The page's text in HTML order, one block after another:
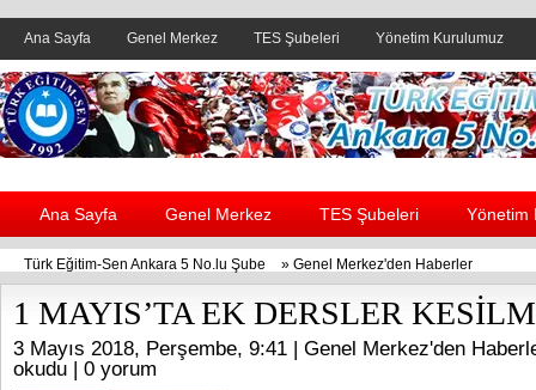
Ana Sayfa Genel Merkez TES Şubeleri Yönetim Kurulumuz
Header yanı reklam alanı
Ana Sayfa Genel Merkez TES Şubeleri Yönetim
Türk Eğitim-Sen Ankara 5 No.lu Şube » Genel Merkez'den Haberler
1 MAYIS’TA EK DERSLER
3 Mayıs 2018, Perşembe, 9:41 | Genel Merkez'den
okudu | 0 yorum